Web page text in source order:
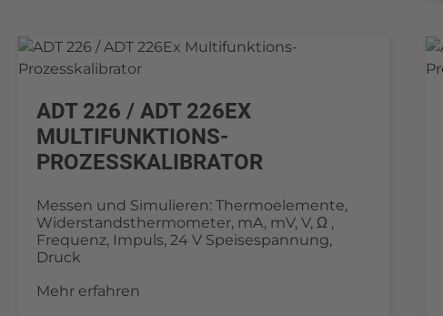
ADT 226 / ADT 226EX
MULTIFUNKTIONS-
PROZESSKALIBRATOR
Messen und Simulieren: Thermoelemente,
Widerstandsthermometer, mA, mV, V, Ω ,
Frequenz, Impuls, 24 V Speisespannung,
Druck
Mehr erfahren